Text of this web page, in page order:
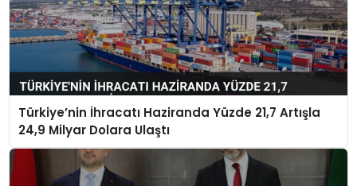
Türkiye’nin İhracatı Haziranda Yüzde 21,7 Artışla
24,9 Milyar Dolara Ulaştı